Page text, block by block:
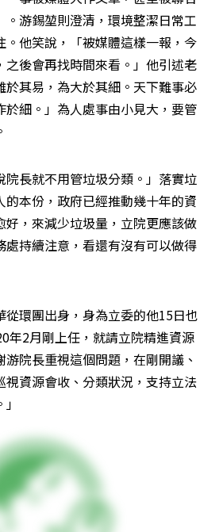
游錫堃則澄清，環境整潔日常工
。他笑說，「被媒體這樣一報，今
之後會再找時間來看。」他引述老
於其易，為大於其細。天下難事必
於細。」為人處事由小見大，要管
院長就不用管垃圾分類。」落實垃
本份，政府已經推動幾十年的資
好，來減少垃圾量，立院更應該做
處持續注意，看還有沒有可以做得
從環團出身，身為立委的他15日也
年2月剛上任，就請立院精進資源
院長重視這個問題，在剛開議、
視資源會收、分類狀況，支持立法